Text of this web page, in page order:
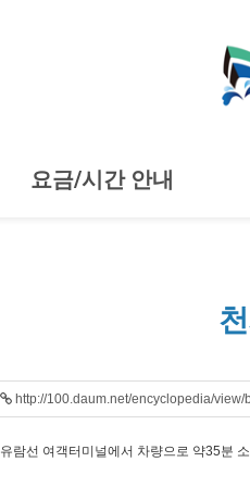
요금/시간 안내
http://100.daum.net/encyclopedia/
유람선 여객터미널에서 차량으로 약35분